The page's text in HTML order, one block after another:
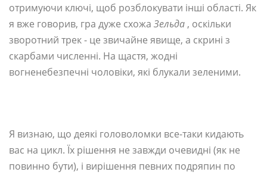
отримуючи ключі, щоб розблокувати інші області. Як
я вже говорив, гра дуже схожа Зельда , оскільки
зворотний трек - це звичайне явище, а скрині з
скарбами численні. На щастя, жодні
вогненебезпечні чоловіки, які блукали зеленими.
Я визнаю, що деякі головоломки все-таки кидають
вас на цикл. Їх рішення не завжди очевидні (як не
повинно бути), і вирішення певних подряпин по